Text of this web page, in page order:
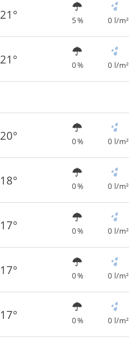
21° 5 % 0 l/m²
21° 0 % 0 l/m²
20° 0 % 0 l/m²
18° 0 % 0 l/m²
17° 0 % 0 l/m²
17° 0 % 0 l/m²
17° 0 % 0 l/m²